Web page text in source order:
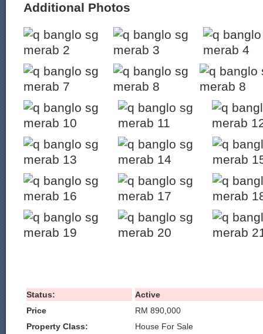
Additional Photos
Status:
Active
Price
RM 890,000
Property Class:
House For Sale